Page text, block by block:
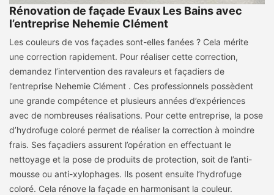
Rénovation de façade Evaux Les Bains avec
l’entreprise Nehemie Clément
Les couleurs de vos façades sont-elles fanées ? Cela mérite
une correction rapidement. Pour réaliser cette correction,
demandez l’intervention des ravaleurs et façadiers de
l’entreprise Nehemie Clément . Ces professionnels possèdent
une grande compétence et plusieurs années d’expériences
avec de nombreuses réalisations. Pour cette entreprise, la pose
d’hydrofuge coloré permet de réaliser la correction à moindre
frais. Ses façadiers assurent l’opération en effectuant le
nettoyage et la pose de produits de protection, soit de l’anti-
mousse ou anti-xylophages. Ils posent ensuite l’hydrofuge
coloré. Cela rénove la façade en harmonisant la couleur.